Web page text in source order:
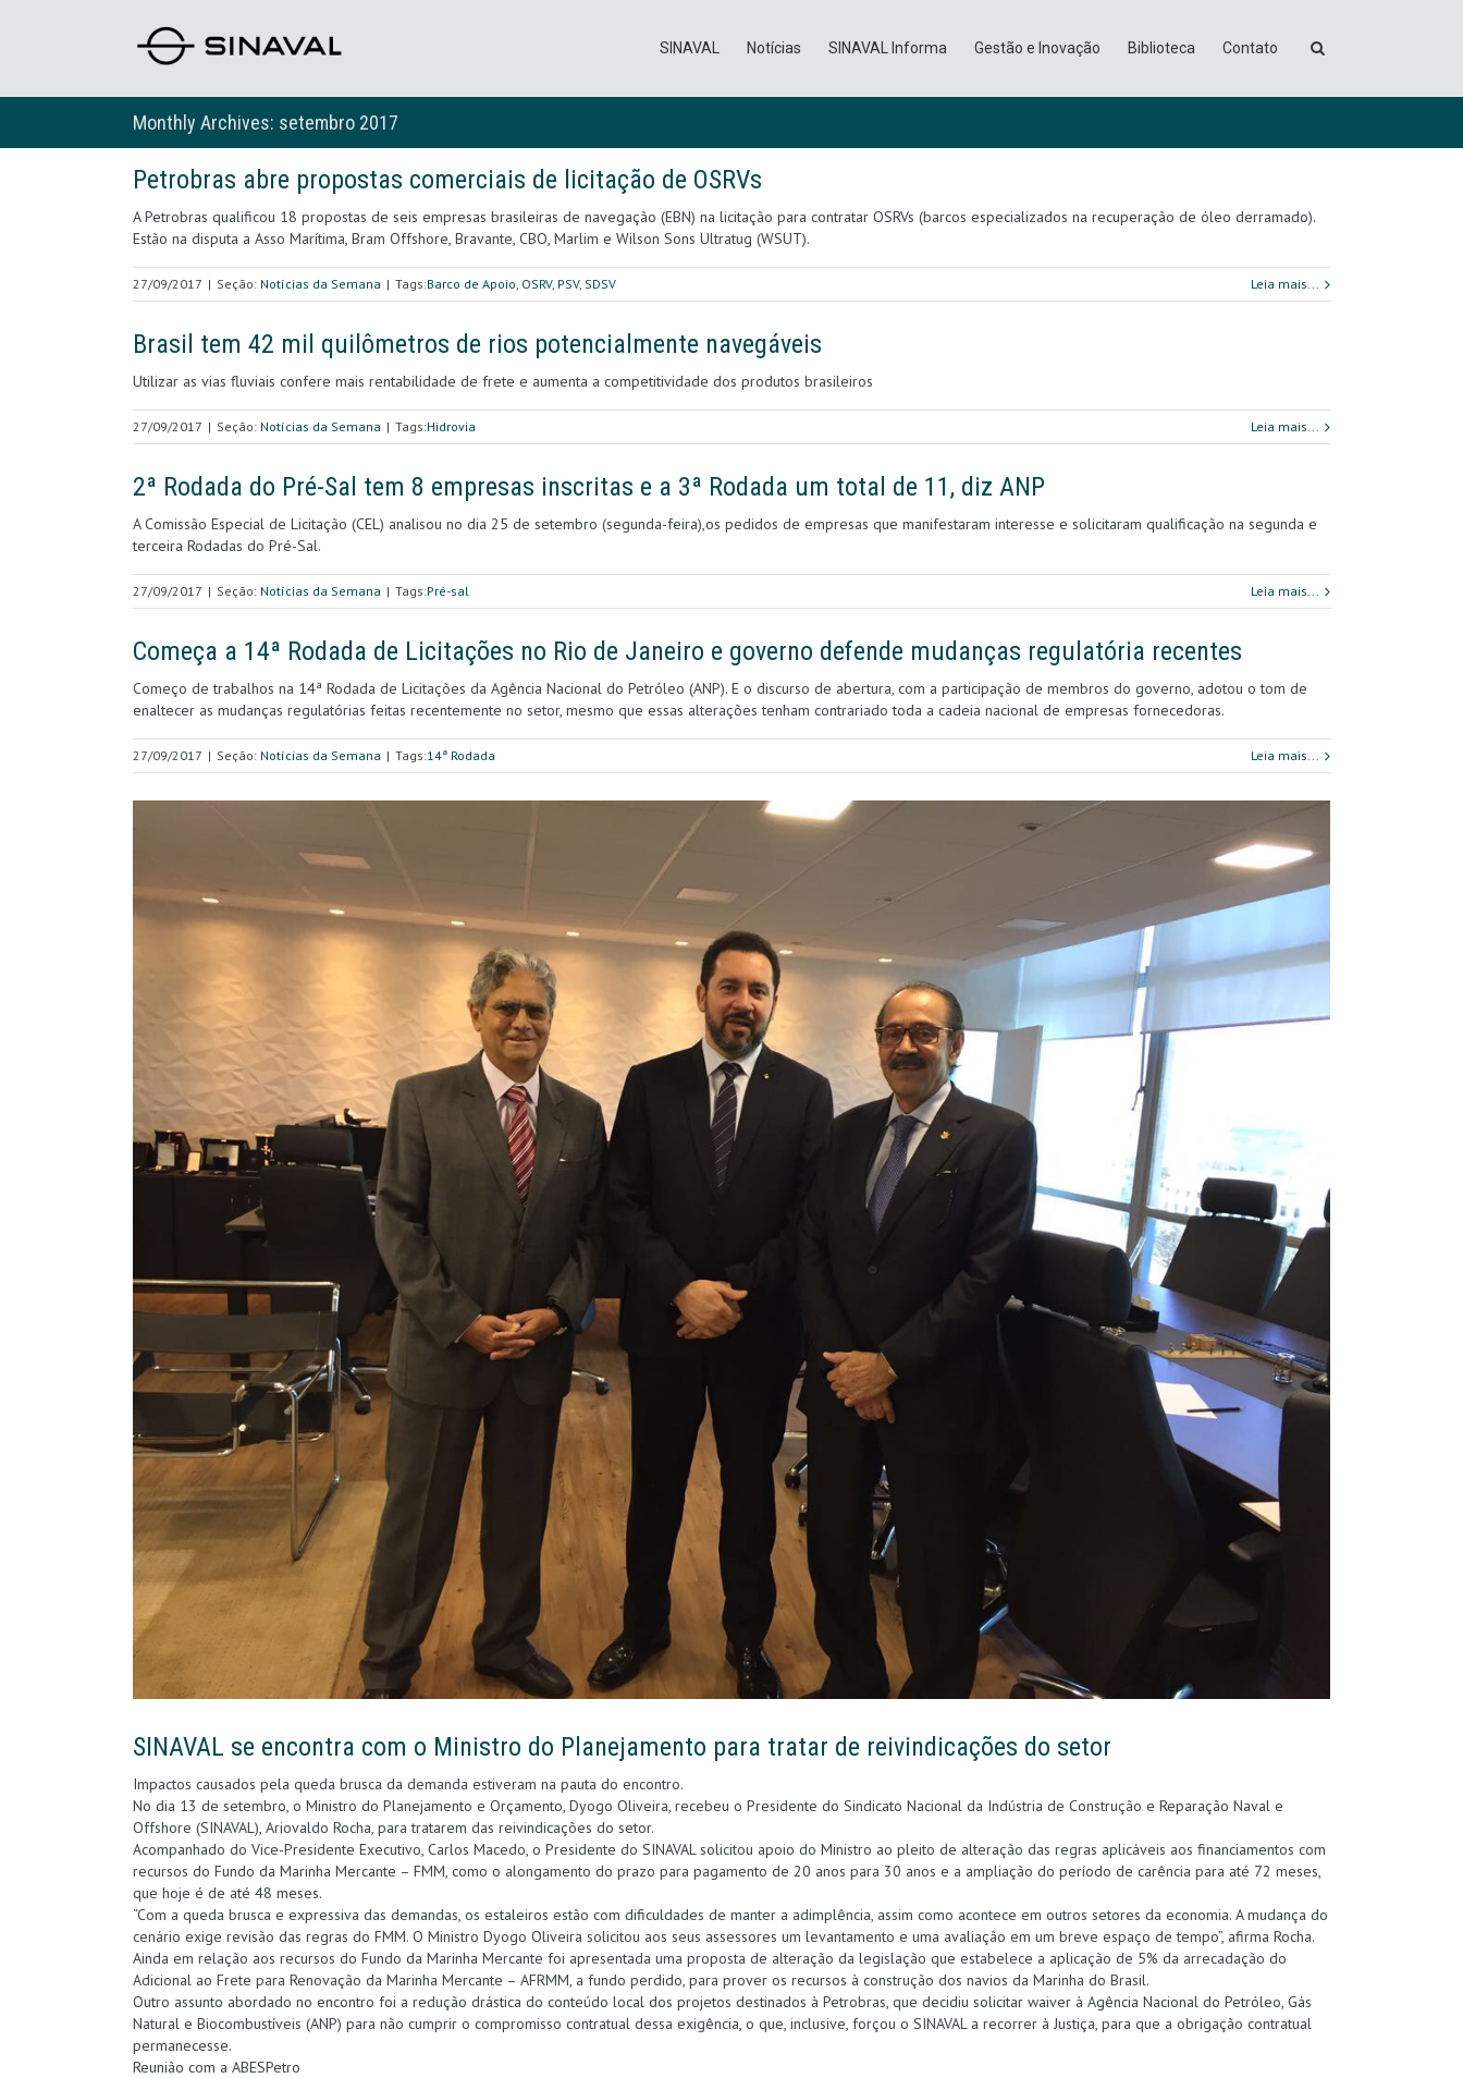
SINAVAL Notícias SINAVAL Informa Gestão e Inovação Biblioteca Contato
Monthly Archives: setembro 2017
Petrobras abre propostas comerciais de licitação de OSRVs
A Petrobras qualificou 18 propostas de seis empresas brasileiras de navegação (EBN) na licitação para contratar OSRVs (barcos especializados na recuperação de óleo derramado).
Estão na disputa a Asso Marítima, Bram Offshore, Bravante, CBO, Marlim e Wilson Sons Ultratug (WSUT).
27/09/2017 | Seção: Notícias da Semana | Tags:Barco de Apoio, OSRV, PSV, SDSV Leia mais...
Brasil tem 42 mil quilômetros de rios potencialmente navegáveis
Utilizar as vias fluviais confere mais rentabilidade de frete e aumenta a competitividade dos produtos brasileiros
27/09/2017 | Seção: Notícias da Semana | Tags:Hidrovia Leia mais...
2ª Rodada do Pré-Sal tem 8 empresas inscritas e a 3ª Rodada um total de 11, diz ANP
A Comissão Especial de Licitação (CEL) analisou no dia 25 de setembro (segunda-feira),os pedidos de empresas que manifestaram interesse e solicitaram qualificação na segunda e
terceira Rodadas do Pré-Sal.
27/09/2017 | Seção: Notícias da Semana | Tags:Pré-sal Leia mais...
Começa a 14ª Rodada de Licitações no Rio de Janeiro e governo defende mudanças regulatória recentes
Começo de trabalhos na 14ª Rodada de Licitações da Agência Nacional do Petróleo (ANP). E o discurso de abertura, com a participação de membros do governo, adotou o tom de
enaltecer as mudanças regulatórias feitas recentemente no setor, mesmo que essas alterações tenham contrariado toda a cadeia nacional de empresas fornecedoras.
27/09/2017 | Seção: Notícias da Semana | Tags:14ª Rodada Leia mais...
SINAVAL se encontra com o Ministro do Planejamento para tratar de reivindicações do setor
Impactos causados pela queda brusca da demanda estiveram na pauta do encontro.
No dia 13 de setembro, o Ministro do Planejamento e Orçamento, Dyogo Oliveira, recebeu o Presidente do Sindicato Nacional da Indústria de Construção e Reparação Naval e
Offshore (SINAVAL), Ariovaldo Rocha, para tratarem das reivindicações do setor.
Acompanhado do Vice-Presidente Executivo, Carlos Macedo, o Presidente do SINAVAL solicitou apoio do Ministro ao pleito de alteração das regras aplicáveis aos financiamentos com
recursos do Fundo da Marinha Mercante – FMM, como o alongamento do prazo para pagamento de 20 anos para 30 anos e a ampliação do período de carência para até 72 meses,
que hoje é de até 48 meses.
“Com a queda brusca e expressiva das demandas, os estaleiros estão com dificuldades de manter a adimplência, assim como acontece em outros setores da economia. A mudança do
cenário exige revisão das regras do FMM. O Ministro Dyogo Oliveira solicitou aos seus assessores um levantamento e uma avaliação em um breve espaço de tempo”, afirma Rocha.
Ainda em relação aos recursos do Fundo da Marinha Mercante foi apresentada uma proposta de alteração da legislação que estabelece a aplicação de 5% da arrecadação do
Adicional ao Frete para Renovação da Marinha Mercante – AFRMM, a fundo perdido, para prover os recursos à construção dos navios da Marinha do Brasil.
Outro assunto abordado no encontro foi a redução drástica do conteúdo local dos projetos destinados à Petrobras, que decidiu solicitar waiver à Agência Nacional do Petróleo, Gás
Natural e Biocombustíveis (ANP) para não cumprir o compromisso contratual dessa exigência, o que, inclusive, forçou o SINAVAL a recorrer à Justiça, para que a obrigação contratual
permanecesse.
Reunião com a ABESPetro